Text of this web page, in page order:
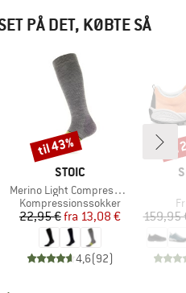
PÅ DET, KØBTE SÅ
MÆRKE
STOIC
Artikel
Merino Light Compression Socks
Produktgruppe
Kompressionssokker
Pris
22,95 € Nedsat pris
fra 13,08 €
4,6(92)
Rabat
til 43%
159,95